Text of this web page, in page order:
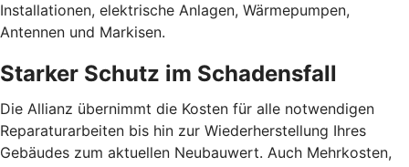
Installationen, elektrische Anlagen, Wärmepumpen,
Antennen und Markisen.
Starker Schutz im Schadensfall
Die Allianz übernimmt die Kosten für alle notwendigen
Reparaturarbeiten bis hin zur Wiederherstellung Ihres
Gebäudes zum aktuellen Neubauwert. Auch Mehrkosten,